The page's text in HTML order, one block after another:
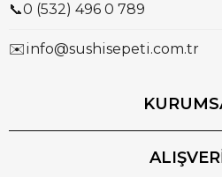
📞0 (532) 496 0 789
✉️info@sushisepeti.com.tr